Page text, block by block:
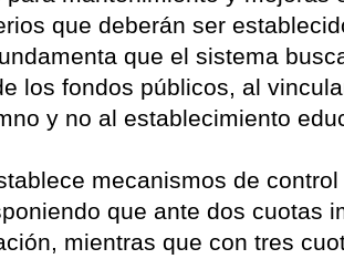
que deberán ser
que el sistema
los fondos públicos, al
y no al establecimiento
mecanismos de
que ante dos cuotas
mientras que con tres